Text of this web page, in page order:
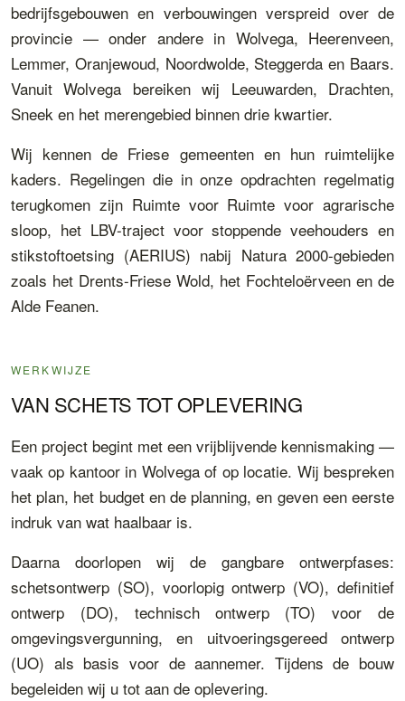
bedrijfsgebouwen en verbouwingen verspreid over de
provincie — onder andere in Wolvega, Heerenveen,
Lemmer, Oranjewoud, Noordwolde, Steggerda en Baars.
Vanuit Wolvega bereiken wij Leeuwarden, Drachten,
Sneek en het merengebied binnen drie kwartier.
Wij kennen de Friese gemeenten en hun ruimtelijke
kaders. Regelingen die in onze opdrachten regelmatig
terugkomen zijn Ruimte voor Ruimte voor agrarische
sloop, het LBV-traject voor stoppende veehouders en
stikstoftoetsing (AERIUS) nabij Natura 2000-gebieden
zoals het Drents-Friese Wold, het Fochteloërveen en de
Alde Feanen.
WERKWIJZE
VAN SCHETS TOT OPLEVERING
Een project begint met een vrijblijvende kennismaking —
vaak op kantoor in Wolvega of op locatie. Wij bespreken
het plan, het budget en de planning, en geven een eerste
indruk van wat haalbaar is.
Daarna doorlopen wij de gangbare ontwerpfases:
schetsontwerp (SO), voorlopig ontwerp (VO), definitief
ontwerp (DO), technisch ontwerp (TO) voor de
omgevingsvergunning, en uitvoeringsgereed ontwerp
(UO) als basis voor de aannemer. Tijdens de bouw
begeleiden wij u tot aan de oplevering.